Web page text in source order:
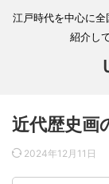
江戸時代を中心に
紹介し
近代歴史画
2024年12月11日